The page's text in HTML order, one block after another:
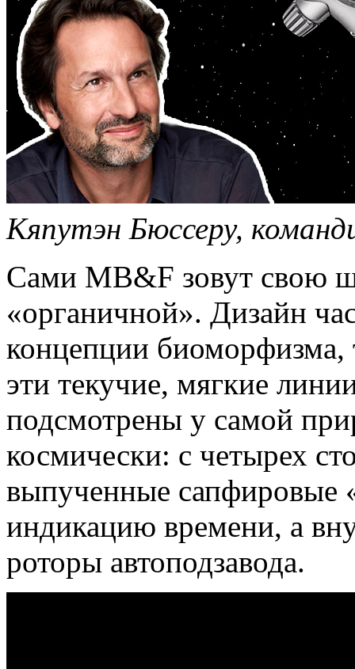
Кяпутэн Бюссеру,
Сами MB&F зовут свою
«органичной». Дизайн
концепции биоморфизма,
эти текучие, мягкие
подсмотрены у самой
космически: с четырех
выпученные сапфировые
индикацию времени, а
роторы автоподзавода.